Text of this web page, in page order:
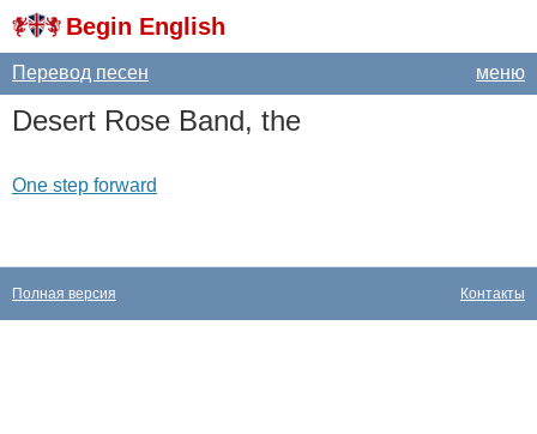
Begin English
меню
Перевод песен
Desert Rose Band, the
One step forward
Контакты
Полная версия